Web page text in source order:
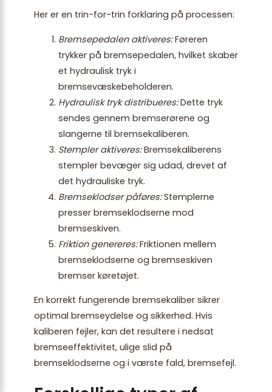
Her er en trin-for-trin forklaring på processen:
Bremsepedalen aktiveres:Føreren
trykker på bremsepedalen, hvilket skaber
et hydraulisk tryk i
bremsevæskebeholderen.
Hydraulisk tryk distribueres:Dette tryk
sendes gennem bremserørene og
slangerne til bremsekaliberen.
Stempler aktiveres:Bremsekaliberens
stempler bevæger sig udad, drevet af
det hydrauliske tryk.
Bremseklodser påføres:Stemplerne
presser bremseklodserne mod
bremseskiven.
Friktion genereres:Friktionen mellem
bremseklodserne og bremseskiven
bremser køretøjet.
En korrekt fungerende bremsekaliber sikrer
optimal bremseydelse og sikkerhed. Hvis
kaliberen fejler, kan det resultere i nedsat
bremseeffektivitet, ulige slid på
bremseklodserne og i værste fald, bremsefejl.